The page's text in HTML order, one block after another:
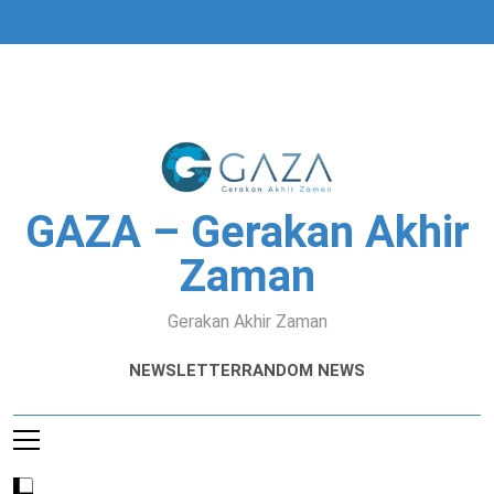
GAZA – Gerakan Akhir
Zaman
Gerakan Akhir Zaman
NEWSLETTERRANDOM NEWS